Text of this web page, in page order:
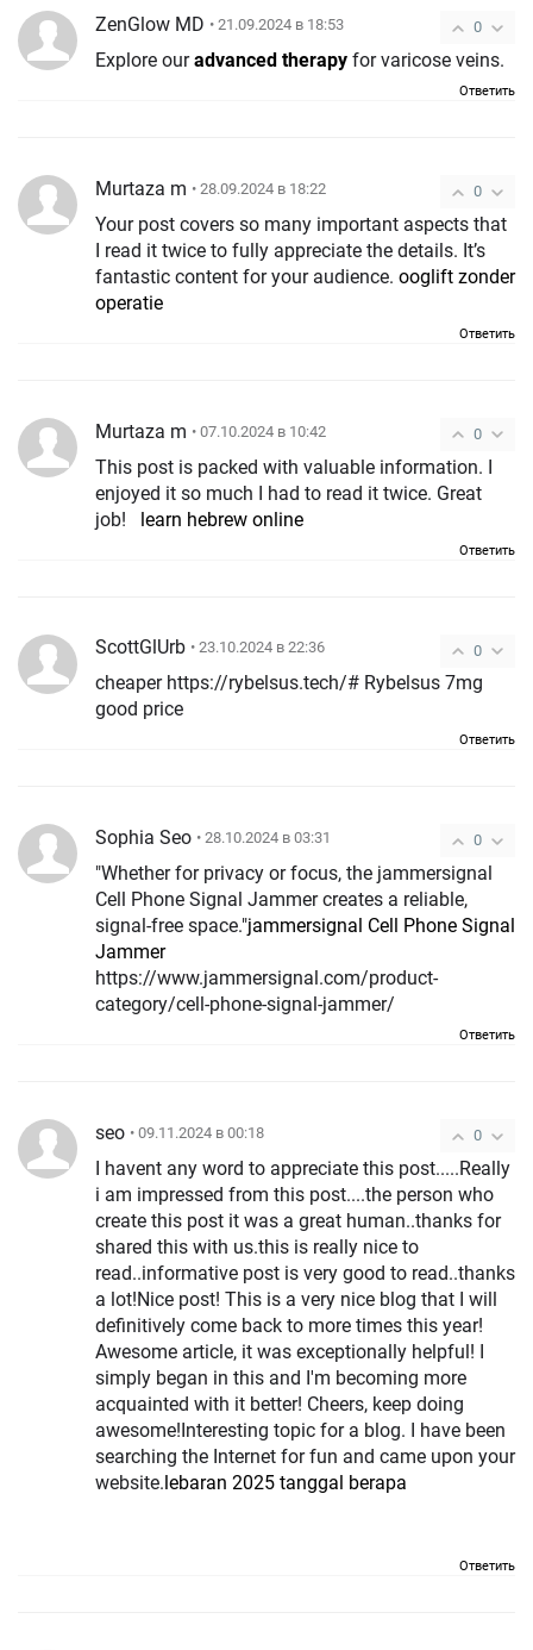
0
ZenGlow MD • 21.09.2024 в 18:53
Explore ouradvanced therapy for varicose veins.
Ответить
0
Murtaza m • 28.09.2024 в 18:22
Your post covers so many important aspects that
I read it twice to fully appreciate the details. It’s
fantastic content for your audience. ooglift zonder
operatie
Ответить
0
Murtaza m • 07.10.2024 в 10:42
This post is packed with valuable information. I
enjoyed it so much I had to read it twice. Great
job! learn hebrew online
Ответить
0
ScottGlUrb • 23.10.2024 в 22:36
cheaper https://rybelsus.tech/# Rybelsus 7mg
good price
Ответить
0
Sophia Seo • 28.10.2024 в 03:31
"Whether for privacy or focus, the jammersignal
Cell Phone Signal Jammer creates a reliable,
signal-free space."jammersignal Cell Phone Signal
Jammer
https://www.jammersignal.com/product-
category/cell-phone-signal-jammer/
Ответить
0
seo • 09.11.2024 в 00:18
I havent any word to appreciate this post.....Really
i am impressed from this post....the person who
create this post it was a great human..thanks for
shared this with us.this is really nice to
read..informative post is very good to read..thanks
a lot!Nice post! This is a very nice blog that I will
definitively come back to more times this year!
Awesome article, it was exceptionally helpful! I
simply began in this and I'm becoming more
acquainted with it better! Cheers, keep doing
awesome!Interesting topic for a blog. I have been
searching the Internet for fun and came upon your
website.lebaran 2025 tanggal berapa
Ответить